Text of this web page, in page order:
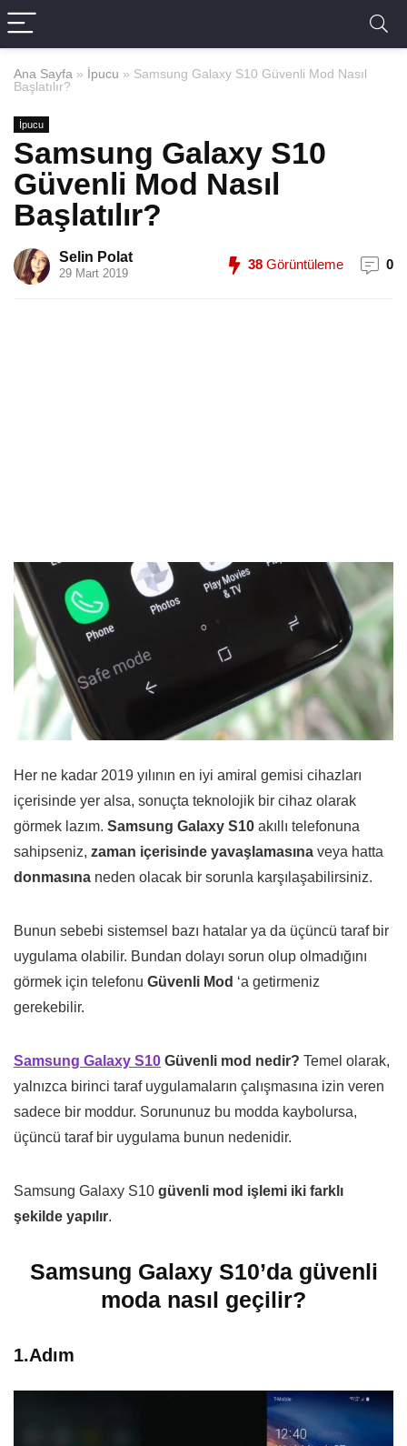
Ana Sayfa » İpucu » Samsung Galaxy S10 Güvenli Mod Nasıl
Başlatılır?
İpucu
Samsung Galaxy S10
Güvenli Mod Nasıl
Başlatılır?
Selin Polat
29 Mart 2019
38 Görüntüleme 0
Her ne kadar 2019 yılının en iyi amiral gemisi cihazları
içerisinde yer alsa, sonuçta teknolojik bir cihaz olarak
görmek lazım. Samsung Galaxy S10 akıllı telefonuna
sahipseniz, zaman içerisinde yavaşlamasına veya hatta
donmasına neden olacak bir sorunla karşılaşabilirsiniz.
Bunun sebebi sistemsel bazı hatalar ya da üçüncü taraf bir
uygulama olabilir. Bundan dolayı sorun olup olmadığını
görmek için telefonu Güvenli Mod ‘a getirmeniz
gerekebilir.
Samsung Galaxy S10 Güvenli mod nedir? Temel olarak,
yalnızca birinci taraf uygulamaların çalışmasına izin veren
sadece bir moddur. Sorununuz bu modda kaybolursa,
üçüncü taraf bir uygulama bunun nedenidir.
Samsung Galaxy S10 güvenli mod işlemi iki farklı
şekilde yapılır.
Samsung Galaxy S10’da güvenli
moda nasıl geçilir?
1.Adım